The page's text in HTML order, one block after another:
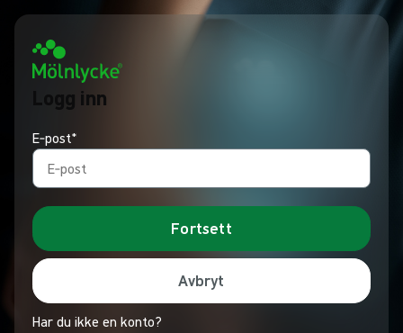
Logg inn
E‑post*
Fortsett
Avbryt
Har du ikke en konto?